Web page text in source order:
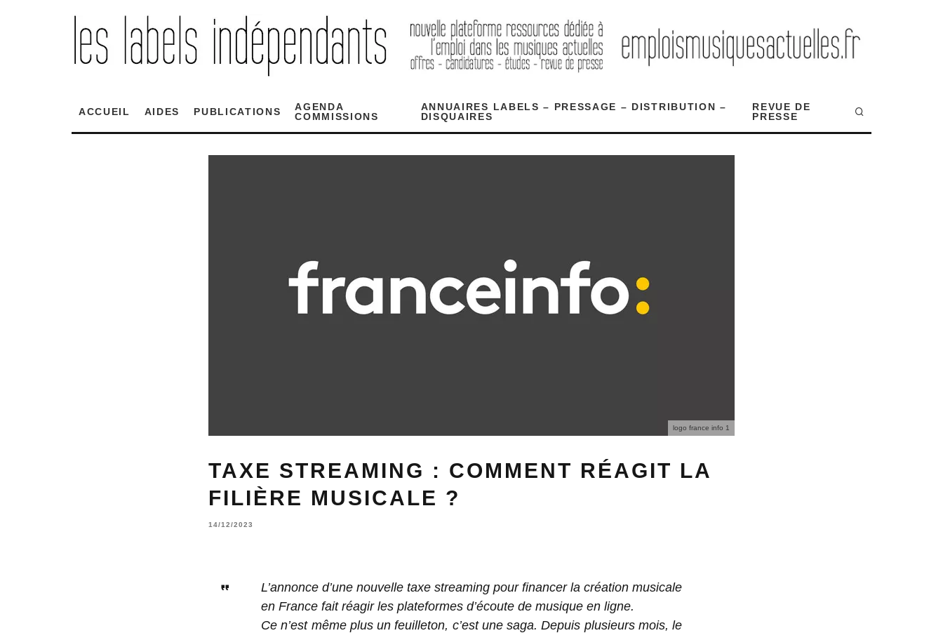
ACCUEIL AIDES PUBLICATIONS
AGENDA
COMMISSIONS
ANNUAIRES LABELS – PRESSAGE – DISTRIBUTION –
DISQUAIRES
REVUE DE
PRESSE
logo france info 1
TAXE STREAMING : COMMENT RÉAGIT LA
FILIÈRE MUSICALE ?
14/12/2023
L’annonce d’une nouvelle taxe streaming pour financer la création musicale
en France fait réagir les plateformes d’écoute de musique en ligne.
Ce n’est même plus un feuilleton, c’est une saga. Depuis plusieurs mois, le